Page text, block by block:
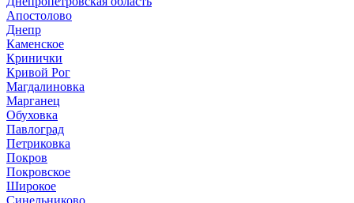
Апостолово
Днепр
Каменское
Кринички
Кривой Рог
Магдалиновка
Марганец
Обуховка
Павлоград
Петриковка
Покров
Покровское
Широкое
Синельниково